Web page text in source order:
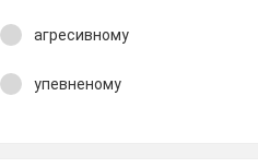
агресивному
упевненому